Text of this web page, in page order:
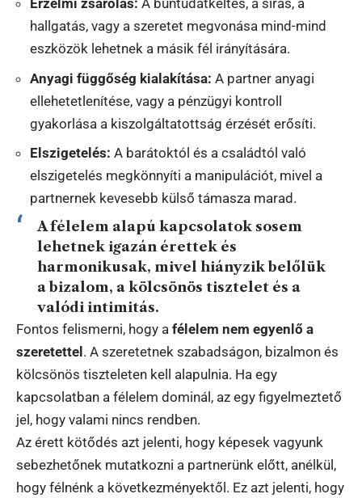
Érzelmi zsarolás: A bűntudatkeltés, a sírás, a
hallgatás, vagy a szeretet megvonása mind-mind
eszközök lehetnek a másik fél irányítására.
Anyagi függőség kialakítása: A partner anyagi
ellehetetlenítése, vagy a pénzügyi kontroll
gyakorlása a kiszolgáltatottság érzését erősíti.
Elszigetelés: A barátoktól és a családtól való
elszigetelés megkönnyíti a manipulációt, mivel a
partnernek kevesebb külső támasza marad.
A félelem alapú kapcsolatok sosem
lehetnek igazán érettek és
harmonikusak, mivel hiányzik belőlük
a bizalom, a kölcsönös tisztelet és a
valódi intimitás.
Fontos felismerni, hogy a félelem nem egyenlő a
szeretettel. A szeretetnek szabadságon, bizalmon és
kölcsönös tiszteleten kell alapulnia. Ha egy
kapcsolatban a félelem dominál, az egy figyelmeztető
jel, hogy valami nincs rendben.
Az érett kötődés azt jelenti, hogy képesek vagyunk
sebezhetőnek mutatkozni a partnerünk előtt, anélkül,
hogy félnénk a következményektől. Ez azt jelenti, hogy